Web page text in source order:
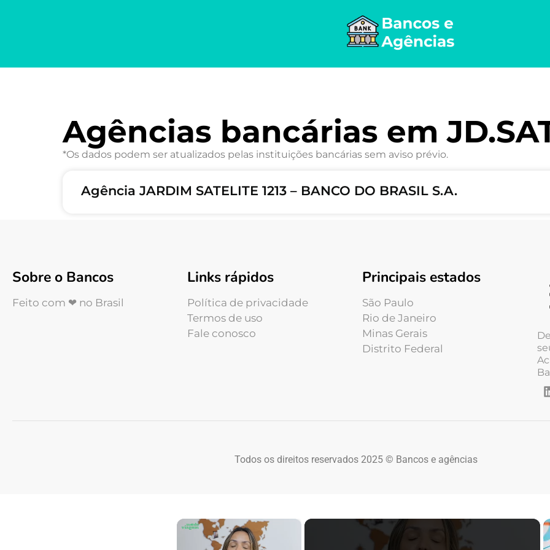
Agências bancárias em
*Os dados podem ser atualizados pelas instituições bancárias sem aviso prévio.
Agência JARDIM SATELITE 1213 – BANCO DO BRASIL S.A.
Sobre o Bancos
Feito com ❤ no Brasil
Links rápidos
Política de privacidade
Termos de uso
Fale conosco
Principais estados
São Paulo
Rio de Janeiro
Minas Gerais
Distrito Federal
Todos os direitos reservados 2025 © Bancos e agências
×